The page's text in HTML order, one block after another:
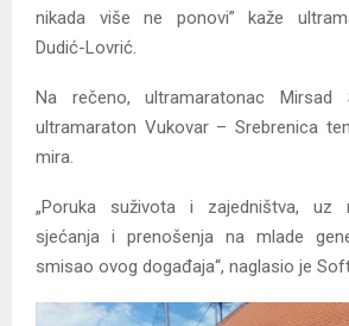
nikada više ne ponovi” kaže
Dudić-Lovrić.
Na rečeno, ultramaratonac
ultramaraton Vukovar – Srebrenica
mira.
„Poruka suživota i zajedništva, uz
sjećanja i prenošenja na mlade
smisao ovog događaja“, naglasio je